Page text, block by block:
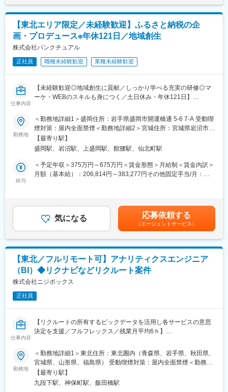
変更の範囲：会社の定める業務
■仕事詳細：
・「どうすれば一台でも多く車を売る事ができるのか」という課
題解決のコンサルティング営業です。
・人気車種、売れ筋の価格帯をはじめ、同社が保有する様々な自
動車情報データベースを駆使し、多様な経営支援提案を行うこと
が可能です。
・一人一台、ノートPCを支給します。最新の営業支援ツールによ
る後押しがあるので、自動車業界に詳しくない方も安心して始め
られます。
・直行直帰スタイルをとっており、各営業パーソンに裁量権が与
えられています。（基本的に週1出社し、その他は直行直帰）
・平均残業時間20時間／月。働き方も自らコントロールしやすい
環境です。
・OJTを中心とし、周囲が必ず助けてくれる環境
より幅広く深入りしたソリューション提案が可能
（2）売上のみではなく、とにかく顧客に寄り添い顧客や自動車業
界にとっての前進とは何かを考え抜く志向性の方が多い
L同じ顧客を長年担当し顧客との良好な関係性が深い営業担当が多
く、とにかく日々活動がしやすい環境です。
■キャリアパス：
将来的には営業内での昇格はもちろん、営業戦略部門や子会社へ
の出向、IT部門へ転身など豊富なキャリア選択も可能となりま
す。
当を含めた表記です。
【東北エリア限定／未経験歓迎】ふるさと納税の企
画・プロデュース※年休121日／地域創生
株式会社パンクチュアル
正社員 職種未経験歓迎 業種未経験歓迎
仕事内容
【未経験歓迎◎地域創生に貢献／しっかり学べる充実の研修◎マ
ーケ・WEBのスキルも身につく／土日休み・年休121日】
全国で地域創生に関わる取り組みをおこなう同社にて、ふるさと
納税に関する下記業務をおまかせします。
＜業務の流れ＞
▼商品の提案・企画
生産者や製造企業と一緒に商品を決定。
トレンドにあわせた商品企画にも携わります。
生産者の想いや愛情をしっかりPRへのつなげるのも、この仕事の
大切な役割です。
のページを制作。商品やサービスの魅力をお届けします。
▼PR・マーケティング
ページが公開された後は、SNSやメディアを活用したマーケティ
ング・広告出稿をおこない、多くの方に見ていただく施策を進め
ます。
▼その他
納税に関する問い合わせ対応や伝票の発行などの配送業務をおこ
ないます。
■未経験でも安心の研修プログラム！
ふるさと納税の仕組みや業務の流れなど、基礎からしっかり学べ
ます。
並行して先輩社員によるOJT研修をおこない、実践的なスキルも
勤務地
＜勤務地詳細1＞盛岡住所：岩手県盛岡市開運橋通 5-6 7-A 受動喫
煙対策：屋内全面禁煙＜勤務地詳細2＞宮城住所：宮城県岩沼市相
の原１丁目６－２１ スウィートレジデンス 100 受動喫煙対策：
屋内全面禁煙＜勤務地詳細3＞東北エリア住所：宮城県岩沼市、岩
会社の定める事業所
【最寄り駅】
盛岡駅、岩沼駅、上盛岡駅、館腰駅、仙北町駅
給与
＜予定年収＞375万円～675万円＜賃金形態＞月給制＜賃金内訳＞
月額（基本給）：206,814円～383,277円その他固定手当/月：
業手当＞有＜給与補足＞■賞与：約3ヶ月分■昇給：あり■モデル年
収：440万円／入社2年目・事業所長510万円／入社4年目・エリア
マネージャー765万円／入社6年目・本部長賃金はあくまでも目安
の金額であり、選考を通じて上下する可能性があります。月給(月
額)は固定手当を含めた表記です。
気になる 応募依頼する
（エージェントサービス）
【東北／フルリモート可】アナリティクスエンジニア
（BI）◆リクナビなどリクルート案件
株式会社ニジボックス
正社員
仕事内容
【リクルートの所有するビックデータを活用し各サービスの意思
決定を支援／フルフレックス／残業月平均6ｈ】
『ホットペッパーグルメ』、『SUUMO』、『Airビジネスツール
ズ』といったリクルートの各サービスプロダクトにおけるAdobe
Analyticsを活用したデータ取得の要件定義、設計、開発、検証業
務を通じてユーザー行動データの取得と活用を支える役割を担っ
ていただきます。
勤務地
＜勤務地詳細1＞東北住所：東北圏内（青森県、岩手県、秋田県、
宮城県、山形県、福島県） 受動喫煙対策：屋内全面禁煙＜勤務地
詳細2＞本社住所：東京都千代田区九段北1丁目14-6 九段坂上KS
ビル 南棟4階勤務地最寄駅：東京メトロ東西線半蔵門線／九段下
【最寄り駅】
九段下駅、神保町駅、飯田橋駅